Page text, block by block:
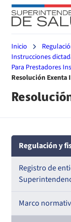
Inicio
Instrucciones
Para Prestadores
Resolución Exenta
Regulación y
Registro de
Registro de
Marco